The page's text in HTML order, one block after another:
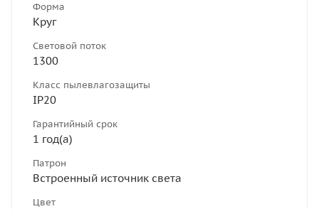
Форма
Круг
Световой поток
1300
Класс пылевлагозащиты
IP20
Гарантийный срок
1 год(а)
Патрон
Встроенный источник света
Цвет